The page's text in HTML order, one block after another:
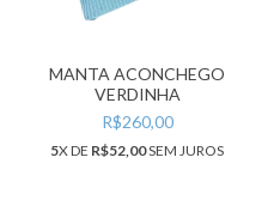
MANTA ACONCHEGO
VERDINHA
R$260,00
5X DE R$52,00SEM JUROS